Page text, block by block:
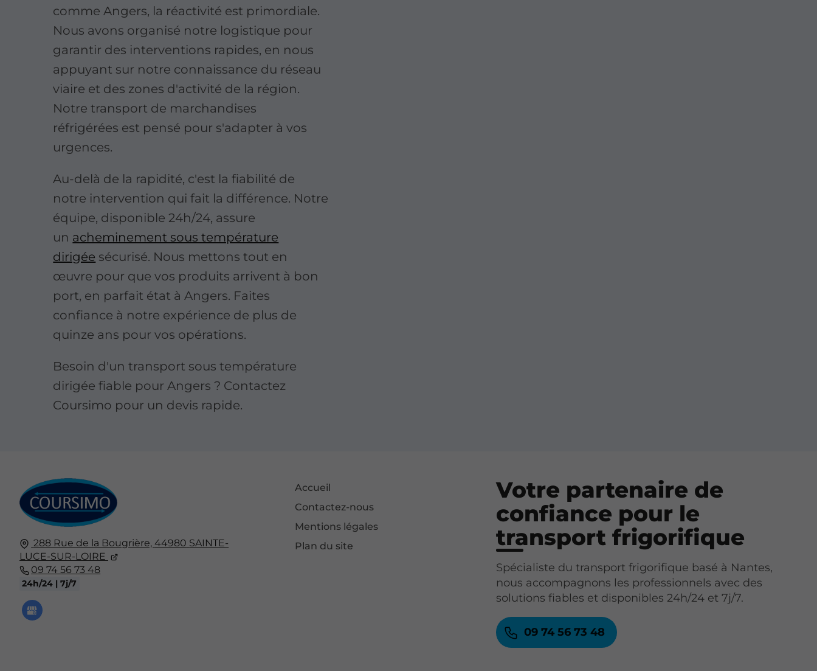
comme Angers, la réactivité est primordiale.
Nous avons organisé notre logistique pour
garantir des interventions rapides, en nous
appuyant sur notre connaissance du réseau
viaire et des zones d'activité de la région.
Notre transport de marchandises
réfrigérées est pensé pour s'adapter à vos
urgences.
Au-delà de la rapidité, c'est la fiabilité de
notre intervention qui fait la différence. Notre
équipe, disponible 24h/24, assure
un acheminement sous température
dirigée sécurisé. Nous mettons tout en
œuvre pour que vos produits arrivent à bon
port, en parfait état à Angers. Faites
confiance à notre expérience de plus de
quinze ans pour vos opérations.
Besoin d'un transport sous température
dirigée fiable pour Angers ? Contactez
Coursimo pour un devis rapide.
288 Rue de la Bougrière,44980 SAINTE-
LUCE-SUR-LOIRE
09 74 56 73 48
24h/24 | 7j/7
Accueil
Contactez-nous
Mentions légales
Plan du site
Votre partenaire de
confiance pour le
transport frigorifique
Spécialiste du transport frigorifique basé à Nantes,
nous accompagnons les professionnels avec des
solutions fiables et disponibles 24h/24 et 7j/7.
09 74 56 73 48